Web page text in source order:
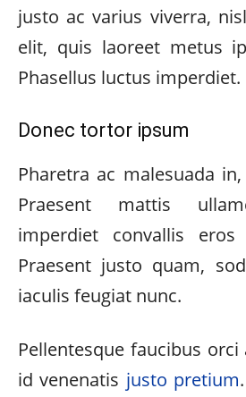
justo ac varius viverra,
elit, quis laoreet metus
Phasellus luctus imperdiet.
Donec tortor ipsum
Pharetra ac malesuada
Praesent mattis
imperdiet convallis eros
Praesent justo quam,
iaculis feugiat nunc.
Pellentesque faucibus
id venenatis justo pretium